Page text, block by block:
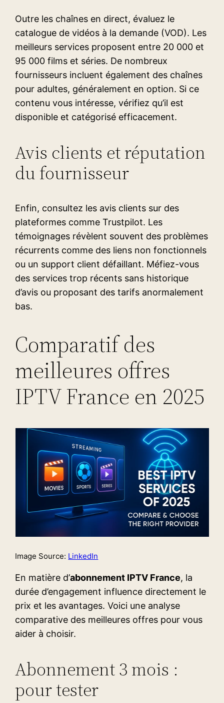
Outre les chaînes en direct, évaluez le
catalogue de vidéos à la demande (VOD). Les
meilleurs services proposent entre 20 000 et
95 000 films et séries. De nombreux
fournisseurs incluent également des chaînes
pour adultes, généralement en option. Si ce
contenu vous intéresse, vérifiez qu’il est
disponible et catégorisé efficacement.
Avis clients et réputation
du fournisseur
Enfin, consultez les avis clients sur des
plateformes comme Trustpilot. Les
témoignages révèlent souvent des problèmes
récurrents comme des liens non fonctionnels
ou un support client défaillant. Méfiez-vous
des services trop récents sans historique
d’avis ou proposant des tarifs anormalement
bas.
Comparatif des
meilleures offres
IPTV France en 2025
Image Source: LinkedIn
En matière d’abonnement IPTV France, la
durée d’engagement influence directement le
prix et les avantages. Voici une analyse
comparative des meilleures offres pour vous
aider à choisir.
Abonnement 3 mois :
pour tester